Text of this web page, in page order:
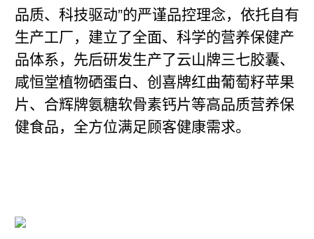
品质、科技驱动”的严谨品控理念，依托自有
生产工厂，建立了全面、科学的营养保健产
品体系，先后研发生产了云山牌三七胶囊、
咸恒堂植物硒蛋白、创喜牌红曲葡萄籽苹果
片、合辉牌氨糖软骨素钙片等高品质营养保
健食品，全方位满足顾客健康需求。